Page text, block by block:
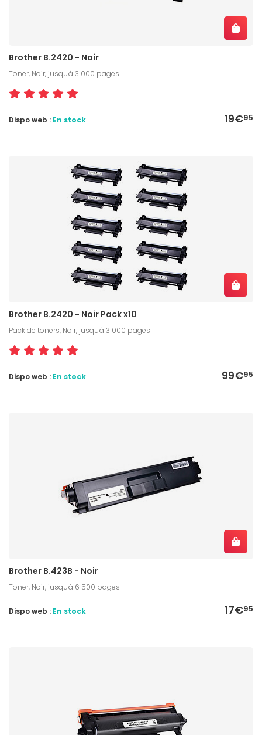
Brother B.2420 - Noir
Toner, Noir, jusqu'à 3 000 pages
19€95
Dispo web : En stock
Brother B.2420 - Noir Pack x10
Pack de toners, Noir, jusqu'à 3 000 pages
99€95
Dispo web : En stock
Brother B.423B - Noir
Toner, Noir, jusqu'à 6 500 pages
17€95
Dispo web : En stock